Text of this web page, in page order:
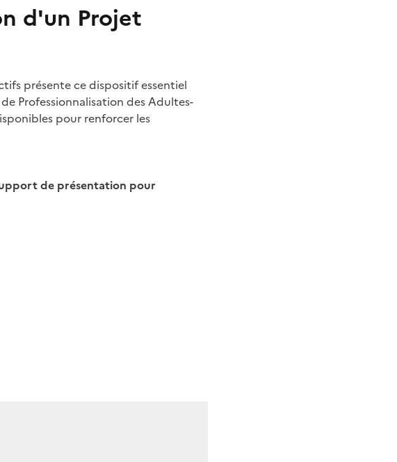
d'un Projet
présente ce dispositif essentiel
Professionnalisation des Adultes-
pour renforcer les
de présentation pour